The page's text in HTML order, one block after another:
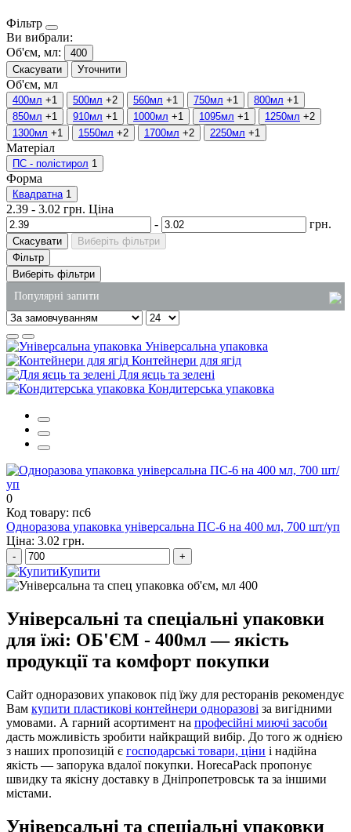
Фільтр
Ви вибрали:
Об'єм, мл:
400
Скасувати
Уточнити
Об'єм, мл
400мл +1 500мл +2 560мл +1 750мл +1 800мл +1
850мл +1 910мл +1 1000мл +1 1095мл +1 1250мл +2
1300мл +1 1550мл +2 1700мл +2 2250мл +1
Матеріал
ПС - полістирол 1
Форма
Квадратна 1
2.39 - 3.02 грн. Ціна
-
грн.
Скасувати
Виберіть фільтри
Фільтр
Виберіть фільтри
Популярні запити
купити харчові пластикові відра
коробочки для китайської їжі купити
контейнер з фольги з кришкою
купити паперові рушники в києві
крафтові супниці київ
Універсальна упаковка
Контейнери для ягід
Для яєць та зелені
Кондитерська упаковка
0
Код товару: пс6
Одноразова упаковка універсальна ПС-6 на 400 мл, 700 шт/уп
Ціна: 3.02 грн.
- +
Купити
Універсальні та спеціальні упаковки
для їжі: ОБ'ЄМ - 400мл — якість
продукції та комфорт покупки
Сайт одноразових упаковок під їжу для ресторанів рекомендує
Вам купити пластикові контейнери одноразові за вигідними
умовами. А гарний асортимент на професійні миючі засоби
дасть можливість зробити найкращий вибір. До того ж однією
з наших пропозицій є господарські товари, ціни і надійна
якість — запорука вдалої покупки. HorecaPack пропонує
швидку та якісну доставку в Дніпропетровськ та за іншими
містами.
Універсальні та спеціальні упаковки